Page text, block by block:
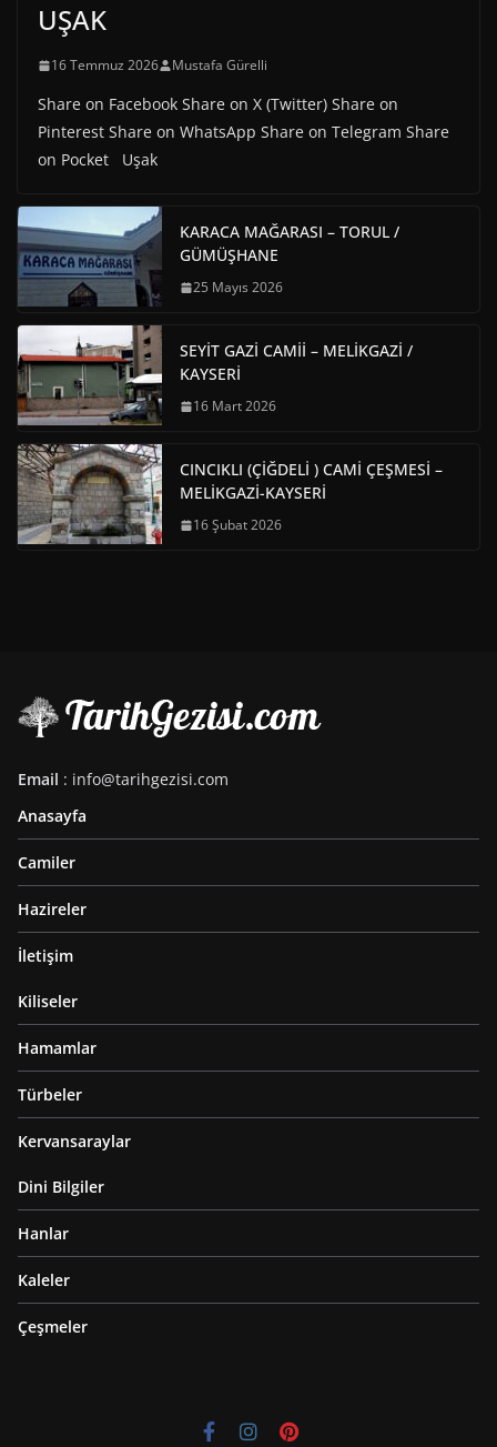
UŞAK
16 Temmuz 2026 Mustafa Gürelli
Share on Facebook Share on X (Twitter) Share on
Pinterest Share on WhatsApp Share on Telegram Share
on Pocket Uşak
KARACA MAĞARASI – TORUL /
GÜMÜŞHANE
25 Mayıs 2026
SEYİT GAZİ CAMİİ – MELİKGAZİ /
KAYSERİ
16 Mart 2026
CINCIKLI (ÇİĞDELİ ) CAMİ ÇEŞMESİ –
MELİKGAZİ-KAYSERİ
16 Şubat 2026
Email : info@tarihgezisi.com
Anasayfa
Camiler
Hazireler
İletişim
Kiliseler
Hamamlar
Türbeler
Kervansaraylar
Dini Bilgiler
Hanlar
Kaleler
Çeşmeler